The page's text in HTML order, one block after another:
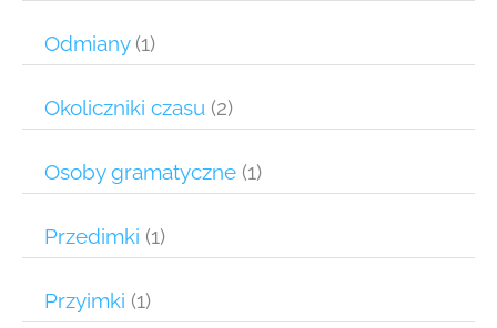
Odmiany(1)
Okoliczniki czasu (2)
Osoby gramatyczne (1)
Przedimki (1)
Przyimki (1)